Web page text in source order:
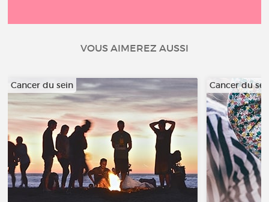
VOUS AIMEREZ AUSSI
Cancer du sein Cancer du